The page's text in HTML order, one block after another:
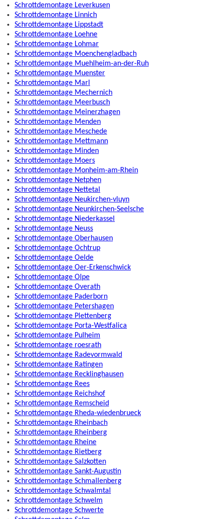
Schrottdemontage Leverkusen
Schrottdemontage Linnich
Schrottdemontage Lippstadt
Schrottdemontage Loehne
Schrottdemontage Lohmar
Schrottdemontage Moenchengladbach
Schrottdemontage Muehlheim-an-der-Ruh
Schrottdemontage Muenster
Schrottdemontage Marl
Schrottdemontage Mechernich
Schrottdemontage Meerbusch
Schrottdemontage Meinerzhagen
Schrottdemontage Menden
Schrottdemontage Meschede
Schrottdemontage Mettmann
Schrottdemontage Minden
Schrottdemontage Moers
Schrottdemontage Monheim-am-Rhein
Schrottdemontage Netphen
Schrottdemontage Nettetal
Schrottdemontage Neukirchen-vluyn
Schrottdemontage Neunkirchen-Seelsche
Schrottdemontage Niederkassel
Schrottdemontage Neuss
Schrottdemontage Oberhausen
Schrottdemontage Ochtrup
Schrottdemontage Oelde
Schrottdemontage Oer-Erkenschwick
Schrottdemontage Olpe
Schrottdemontage Overath
Schrottdemontage Paderborn
Schrottdemontage Petershagen
Schrottdemontage Plettenberg
Schrottdemontage Porta-Westfalica
Schrottdemontage Pulheim
Schrottdemontage roesrath
Schrottdemontage Radevormwald
Schrottdemontage Ratingen
Schrottdemontage Recklinghausen
Schrottdemontage Rees
Schrottdemontage Reichshof
Schrottdemontage Remscheid
Schrottdemontage Rheda-wiedenbrueck
Schrottdemontage Rheinbach
Schrottdemontage Rheinberg
Schrottdemontage Rheine
Schrottdemontage Rietberg
Schrottdemontage Salzkotten
Schrottdemontage Sankt-Augustin
Schrottdemontage Schmallenberg
Schrottdemontage Schwalmtal
Schrottdemontage Schwelm
Schrottdemontage Schwerte